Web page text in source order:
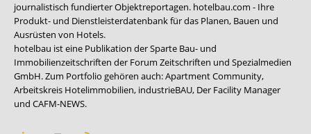
journalistisch fundierter Objektreportagen. hotelbau.com - Ihre
Produkt- und Dienstleisterdatenbank für das Planen, Bauen und
Ausrüsten von Hotels.
hotelbau ist eine Publikation der Sparte Bau- und
Immobilienzeitschriften der Forum Zeitschriften und Spezialmedien
GmbH. Zum Portfolio gehören auch:Apartment Community,
Arbeitskreis Hotelimmobilien, industrieBAU, Der Facility Manager
und CAFM-NEWS.